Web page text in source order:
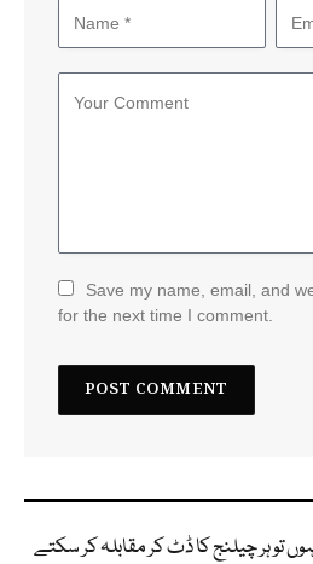
Save my name, email, and
for the next time I comment.
تو ہر چیلنج کا ڈٹ کر مقابلہ کر سکتے